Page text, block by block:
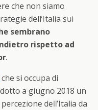
che non siamo
dell’Italia sui
sembrano
rispetto ad
.
che si occupa di
a giugno 2018 un
dell’Italia da